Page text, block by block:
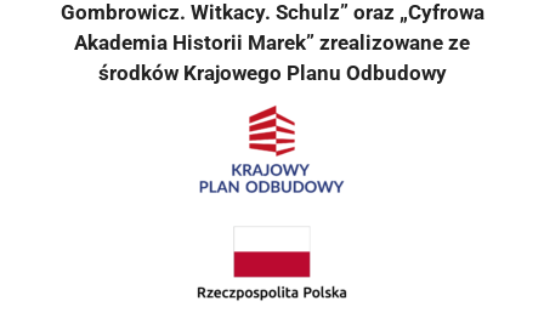
Gombrowicz. Witkacy. Schulz” oraz „Cyfrowa
Akademia Historii Marek” zrealizowane ze
środków Krajowego Planu Odbudowy